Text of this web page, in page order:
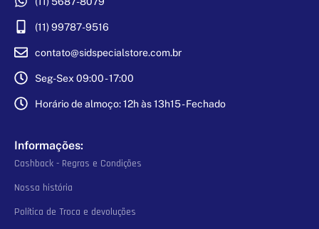
(11) 99787-9516
contato@sidspecialstore.com.br
Seg-Sex 09:00 - 17:00
Horário de almoço: 12h às 13h15 - Fechado
Informações:
Cashback - Regras e Condições
Nossa história
Política de Troca e devoluções